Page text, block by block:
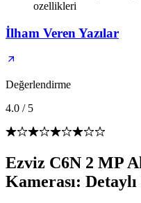
ozellikleri
İlham Veren Yazılar
Değerlendirme
4.0 / 5
Ezviz C6N 2 MP
Kamerası: